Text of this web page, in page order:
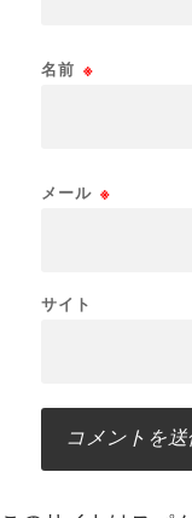
名前 ※
メール ※
サイト